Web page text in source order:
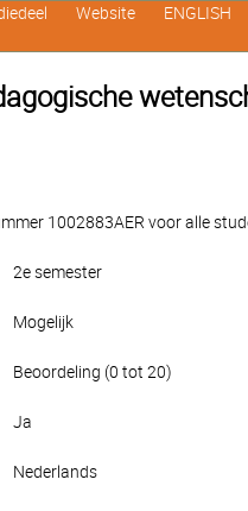
1002883AER voor alle
2e semester
Mogelijk
Beoordeling (0 tot 20)
Ja
Nederlands
Website ENGLISH